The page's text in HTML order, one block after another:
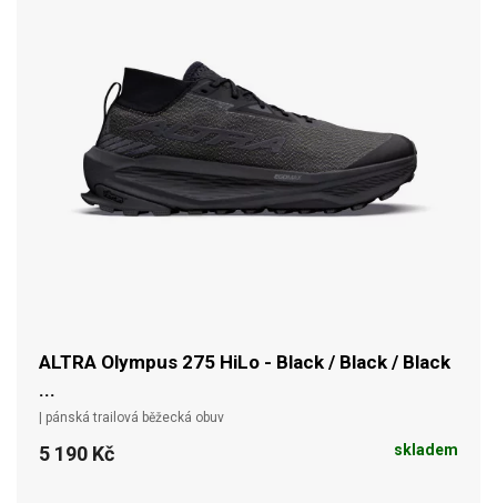
ALTRA Olympus 275 HiLo - Black / Black / Black
...
| pánská trailová běžecká obuv
5 190 Kč skladem